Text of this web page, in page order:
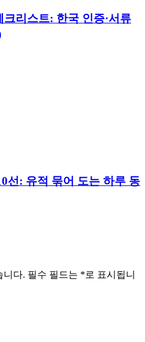
리스트: 한국 인증·서류
선: 유적 묶어 도는 하루 동
니다. 필수 필드는 *로 표시됩니